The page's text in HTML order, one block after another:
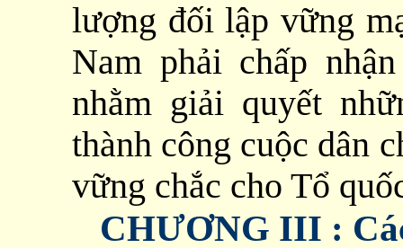
lượng đối lập vững
Nam phải chấp
nhằm giải quyết
thành công cuộc dân
vững chắc cho Tổ
CHƯƠNG III :